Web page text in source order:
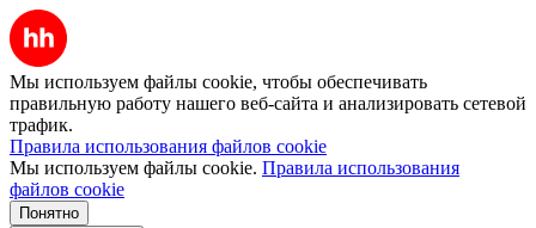
Мы используем файлы cookie, чтобы обеспечивать
правильную работу нашего веб-сайта и анализировать сетевой
трафик.
Правила использования файлов cookie
Мы используем файлы cookie. Правила использования
файлов cookie
Понятно